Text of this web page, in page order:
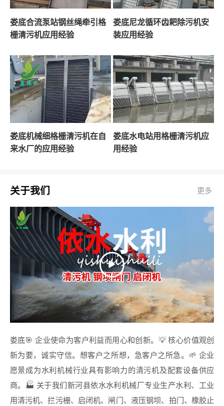
娄底合流泵站钢丝绳牵引格
栅清污机应用经验
娄底尼龙循环齿耙除污机安
装应用经验
娄底机械细格栅清污机在自
来水厂的应用经验
娄底水电站用格栅清污机应
用经验
关于我们 更多
娄底🎯 企业使命为客户利益而用心和创新。💡 核心价值观创
新为要，诚实守信。想客户之所想，急客户之所急。🌱 企业
愿景成为水利机械行业具有影响力的清污机及配套设备供应
商。🏭 关于我们新河县依水水利机械厂专业生产水利、工业
用清污机、拦污栅、启闭机、闸门、液压钢坝、拍门、橡胶止